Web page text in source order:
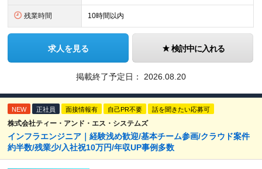
残業時間 10時間以内
求人を見る 検討中に入れる
掲載終了予定日： 2026.08.20
NEW 正社員 面接情報有 自己PR不要 話を聞きたい応募可
株式会社ティー・アンド・エス・システムズ
インフラエンジニア｜経験浅め歓迎/基本チーム参画/クラウド案件
約半数/残業少/入社祝10万円/年収UP事例多数